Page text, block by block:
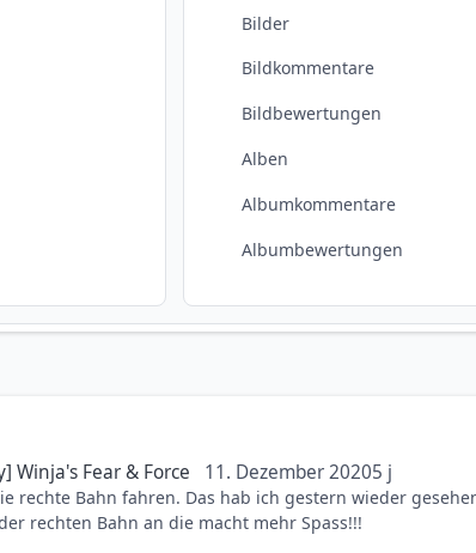
Bilder
Bildkommentare
Bildbewertungen
Alben
Albumkommentare
Albumbewertungen
Winja's Fear & Force 11. Dezember 20205 j
rechte Bahn fahren. Das hab ich gestern wieder
rechten Bahn an die macht mehr Spass!!!